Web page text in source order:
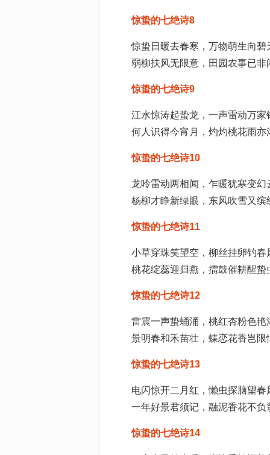
惊蛰的七绝诗8
惊蛰日暖去春寒，万物萌生向碧
弱柳扶风无限意，田园农事已非
惊蛰的七绝诗9
江水惊涛起蛰龙，一声雷动万家
何人识得今宵月，灼灼桃花雨亦
惊蛰的七绝诗10
龙呤雷动两相闻，乍暖犹寒变幻
杨柳才睁新绿眼，东风吹雪又缤
惊蛰的七绝诗11
小草穿珠笑望空，柳丝挂卵钓春
桃花绽蕊迎归燕，擂鼓催耕醒蛰
惊蛰的七绝诗12
雷震一声蛰蛹涌，桃红杏粉色艳
景明春和禾苗壮，蝶恋花香岂限
惊蛰的七绝诗13
电闪惊开二月红，懒虫探脑望春
一年好景君须记，融泥香花不负
惊蛰的七绝诗14